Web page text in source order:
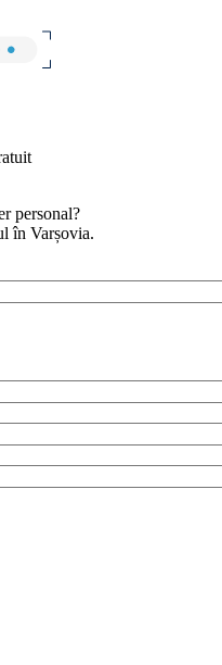
personal?
în Varșovia.